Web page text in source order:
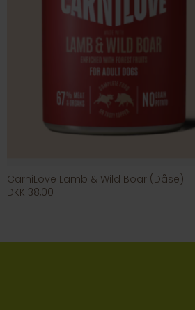
CarniLove Lamb & Wild Boar (Dåse)
DKK 38,00